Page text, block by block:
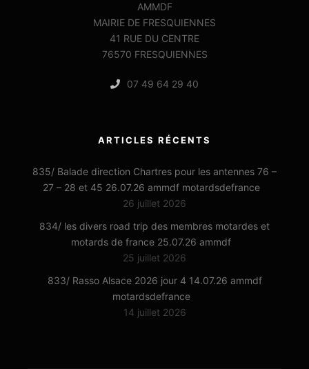
AMMDF
MAIRIE DE FRESQUIENNES
41 RUE DU CENTRE
76570 FRESQUIENNES
07 49 64 29 40
ARTICLES RÉCENTS
835/ Balade direction Chartres pour les antennes 76 –
27 – 28 et 45 26.07.26 ammdf motardsdefrance
26 juillet 2026
834/ les divers road trip des membres motardes et
motards de france 25.07.26 ammdf
25 juillet 2026
833/ Rasso Alsace 2026 jour 4 14.07.26 ammdf
motardsdefrance
14 juillet 2026